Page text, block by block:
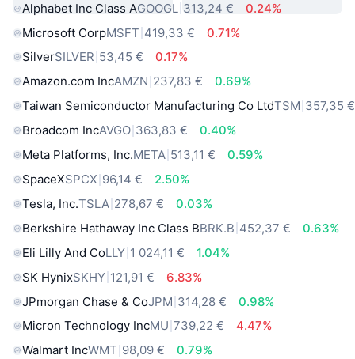
Alphabet Inc Class AGOOGL 313,24 €
0.24%
Microsoft CorpMSFT 419,33 €
0.71%
SilverSILVER 53,45 €
0.17%
Amazon.com IncAMZN 237,83 €
0.69%
Taiwan Semiconductor Manufacturing Co LtdTSM 357,35 €
Broadcom IncAVGO 363,83 €
0.40%
Meta Platforms, Inc.META 513,11 €
0.59%
SpaceXSPCX 96,14 €
2.50%
Tesla, Inc.TSLA 278,67 €
0.03%
Berkshire Hathaway Inc Class BBRK.B 452,37 €
0.63%
Eli Lilly And CoLLY 1 024,11 €
1.04%
SK HynixSKHY 121,91 €
6.83%
JPmorgan Chase & CoJPM 314,28 €
0.98%
Micron Technology IncMU 739,22 €
4.47%
Walmart IncWMT 98,09 € 0.79%